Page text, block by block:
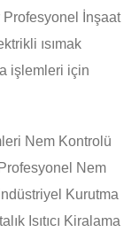
İnşaat
ısımak
işlemleri için
Nem Kontrolü
Nem
Kurutma
Isıtıcı Kiralama